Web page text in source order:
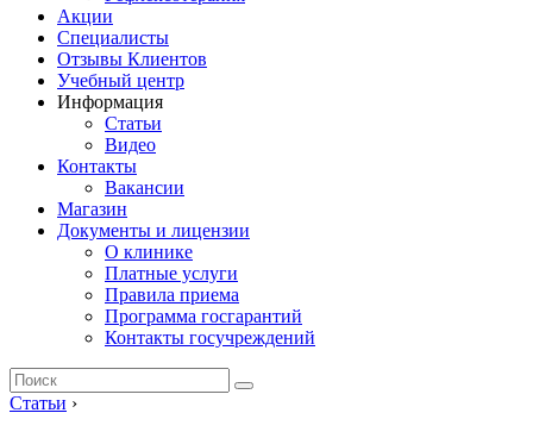
Акции
Специалисты
Отзывы Клиентов
Учебный центр
Информация
Статьи
Видео
Контакты
Вакансии
Магазин
Документы и лицензии
О клинике
Платные услуги
Правила приема
Программа госгарантий
Контакты госучреждений
Статьи ›